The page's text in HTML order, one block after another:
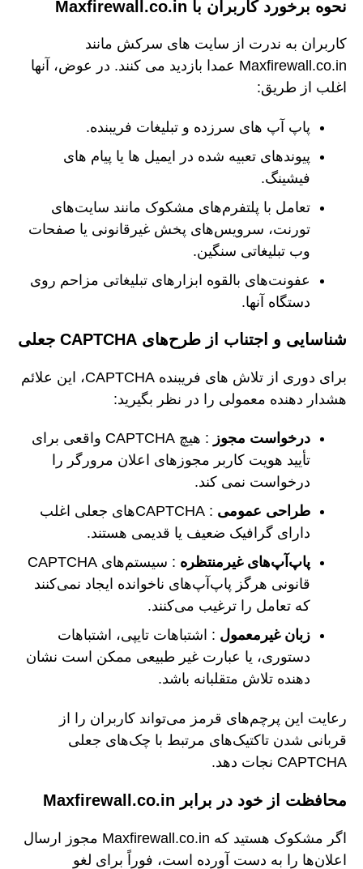
نحوه برخورد کاربران با Maxfirewall.co.in
کاربران به ندرت از سایت های سرکش مانند
Maxfirewall.co.in عمدا بازدید می کنند. در عوض، آنها
اغلب از طریق:
پاپ آپ های سرزده و تبلیغات فریبنده.
پیوندهای تعبیه شده در ایمیل ها یا پیام های
فیشینگ.
تعامل با پلتفرم‌های مشکوک مانند سایت‌های
تورنت، سرویس‌های پخش غیرقانونی یا صفحات
وب تبلیغاتی سنگین.
عفونت‌های بالقوه ابزارهای تبلیغاتی مزاحم روی
دستگاه آنها.
شناسایی و اجتناب از طرح‌های CAPTCHA جعلی
برای دوری از تلاش های فریبنده CAPTCHA، این علائم
هشدار دهنده معمولی را در نظر بگیرید:
درخواست مجوز
: هیچ CAPTCHA واقعی برای
تأیید هویت کاربر مجوزهای اعلان مرورگر را
درخواست نمی کند.
طراحی عمومی
: CAPTCHAهای جعلی اغلب
دارای گرافیک ضعیف یا قدیمی هستند.
پاپ‌آپ‌های غیرمنتظره
: سیستم‌های CAPTCHA
قانونی هرگز پاپ‌آپ‌های ناخوانده ایجاد نمی‌کنند
که تعامل را ترغیب می‌کنند.
زبان غیرمعمول : اشتباهات تایپی، اشتباهات
دستوری، یا عبارت غیر طبیعی ممکن است نشان
دهنده تلاش متقلبانه باشد.
رعایت این پرچم‌های قرمز می‌تواند کاربران را از
قربانی شدن تاکتیک‌های مرتبط با چک‌های جعلی
CAPTCHA نجات دهد.
محافظت از خود در برابر Maxfirewall.co.in
اگر مشکوک هستید که Maxfirewall.co.in مجوز ارسال
اعلان‌ها را به دست آورده است، فوراً برای لغو